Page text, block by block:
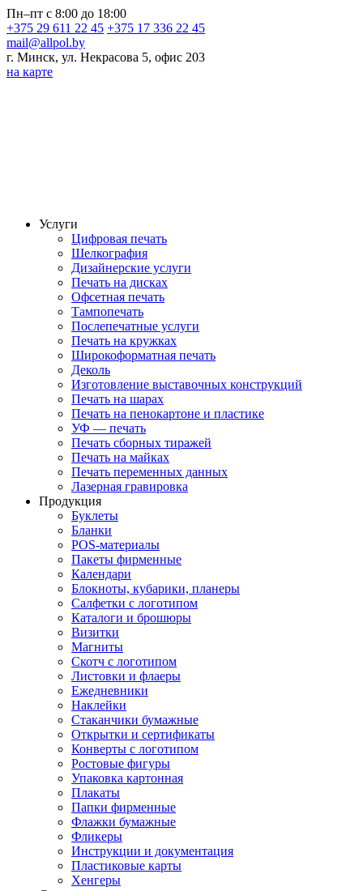
Пн–пт с 8:00 до 18:00
+375 29 611 22 45 +375 17 336 22 45
mail@allpol.by
г. Минск, ул. Некрасова 5, офис 203
на карте
Услуги
Цифровая печать
Шелкография
Дизайнерские услуги
Печать на дисках
Офсетная печать
Тампопечать
Послепечатные услуги
Печать на кружках
Широкоформатная печать
Деколь
Изготовление выставочных конструкций
Печать на шарах
Печать на пенокартоне и пластике
УФ — печать
Печать сборных тиражей
Печать на майках
Печать переменных данных
Лазерная гравировка
Продукция
Буклеты
Бланки
POS-материалы
Пакеты фирменные
Календари
Блокноты, кубарики, планеры
Салфетки с логотипом
Каталоги и брошюры
Визитки
Магниты
Скотч с логотипом
Листовки и флаеры
Ежедневники
Наклейки
Стаканчики бумажные
Открытки и сертификаты
Конверты с логотипом
Ростовые фигуры
Упаковка картонная
Плакаты
Папки фирменные
Флажки бумажные
Фликеры
Инструкции и документация
Пластиковые карты
Хенгеры